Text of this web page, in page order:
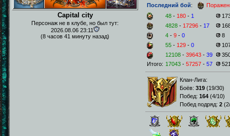
Capital city
Персонаж не в клубе, но был тут:
2026.08.06 23:11
(8 часов 41 минуту назад)
Последний бой:
48 - 180 - 1
4828 - 17296 - 17
4 - 9 - 0
8
55 - 129 - 0
12108 - 39643 - 39
Итого: 17043 - 57257 - 57
Клан-Лига:
Боёв: 319 (19/30)
Побед: 164 (4/10)
Побед подряд: 2 (